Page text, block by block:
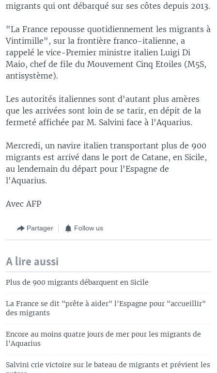
migrants qui ont débarqué sur ses côtes depuis 2013.
"La France repousse quotidiennement les migrants à
Vintimille", sur la frontière franco-italienne, a
rappelé le vice-Premier ministre italien Luigi Di
Maio, chef de file du Mouvement Cinq Etoiles (M5S,
antisystème).
Les autorités italiennes sont d'autant plus amères
que les arrivées sont loin de se tarir, en dépit de la
fermeté affichée par M. Salvini face à l'Aquarius.
Mercredi, un navire italien transportant plus de 900
migrants est arrivé dans le port de Catane, en Sicile,
au lendemain du départ pour l'Espagne de
l'Aquarius.
Avec AFP
Partager Follow us
A lire aussi
Plus de 900 migrants débarquent en Sicile
La France se dit "prête à aider" l'Espagne pour "accueillir"
des migrants
Encore au moins quatre jours de mer pour les migrants de
l'Aquarius
Salvini crie victoire sur le bateau de migrants et prévient les